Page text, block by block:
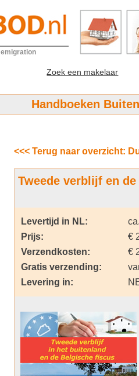
emigration
Zoek een makelaar
Handboeken
<<< Terug naar overzicht:
Tweede verblijf en
Levertijd in NL:
Prijs:
€
Verzendkosten:
€
Gratis verzending:
Levering in: